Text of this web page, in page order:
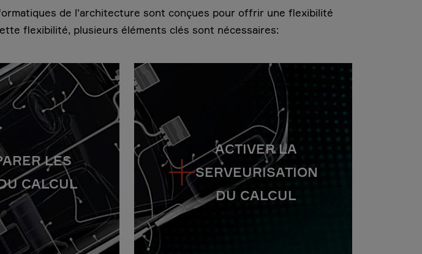
de l'architecture sont conçues pour offrir une flexibilité
flexibilité, plusieurs éléments clés sont nécessaires:
LES
CALCUL
ACTIVER LA
SERVEURISATION
DU CALCUL